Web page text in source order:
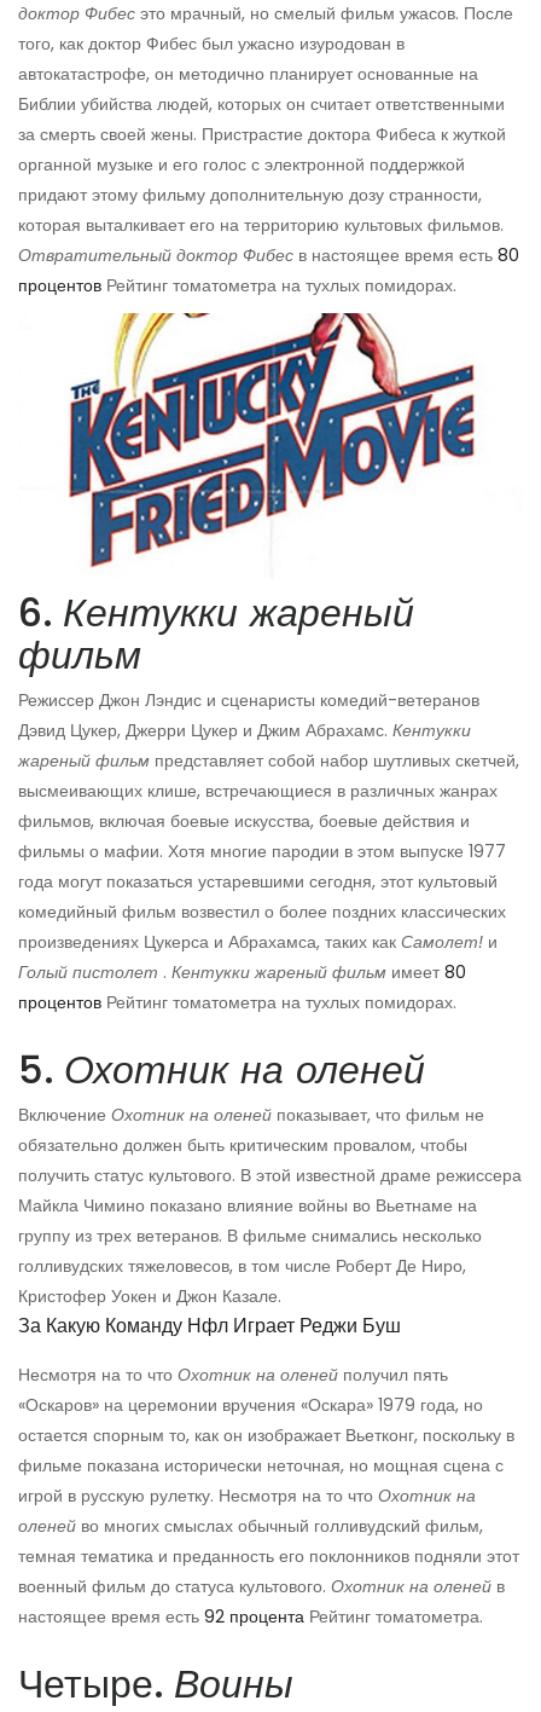
доктор Фибес это мрачный, но смелый фильм ужасов. После
того, как доктор Фибес был ужасно изуродован в
автокатастрофе, он методично планирует основанные на
Библии убийства людей, которых он считает ответственными
за смерть своей жены. Пристрастие доктора Фибеса к жуткой
органной музыке и его голос с электронной поддержкой
придают этому фильму дополнительную дозу странности,
которая выталкивает его на территорию культовых фильмов.
Отвратительный доктор Фибес в настоящее время есть 80
процентов Рейтинг томатометра на тухлых помидорах.
6. Кентукки жареный
фильм
Режиссер Джон Лэндис и сценаристы комедий-ветеранов
Дэвид Цукер, Джерри Цукер и Джим Абрахамс. Кентукки
жареный фильм представляет собой набор шутливых скетчей,
высмеивающих клише, встречающиеся в различных жанрах
фильмов, включая боевые искусства, боевые действия и
фильмы о мафии. Хотя многие пародии в этом выпуске 1977
года могут показаться устаревшими сегодня, этот культовый
комедийный фильм возвестил о более поздних классических
произведениях Цукерса и Абрахамса, таких как Самолет! и
Голый пистолет . Кентукки жареный фильм имеет80
процентов Рейтинг томатометра на тухлых помидорах.
5. Охотник на оленей
Включение Охотник на оленей показывает, что фильм не
обязательно должен быть критическим провалом, чтобы
получить статус культового. В этой известной драме режиссера
Майкла Чимино показано влияние войны во Вьетнаме на
группу из трех ветеранов. В фильме снимались несколько
голливудских тяжеловесов, в том числе Роберт Де Ниро,
Кристофер Уокен и Джон Казале.
За Какую Команду Нфл Играет Реджи Буш
Несмотря на то что Охотник на оленей получил пять
«Оскаров» на церемонии вручения «Оскара» 1979 года, но
остается спорным то, как он изображает Вьетконг, поскольку в
фильме показана исторически неточная, но мощная сцена с
игрой в русскую рулетку. Несмотря на то что Охотник на
оленей во многих смыслах обычный голливудский фильм,
темная тематика и преданность его поклонников подняли этот
военный фильм до статуса культового. Охотник на оленей в
настоящее время есть 92 процента Рейтинг томатометра.
Четыре. Воины